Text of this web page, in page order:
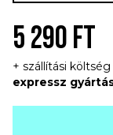
5 290 FT
+ szállítási
expressz